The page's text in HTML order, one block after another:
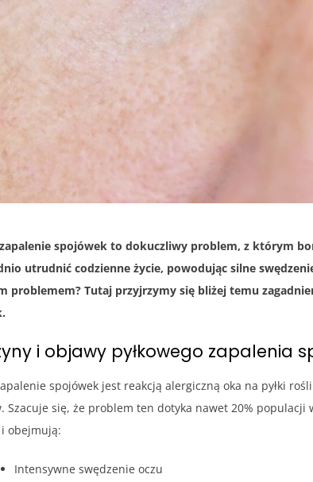
zapalenie spojówek to dokuczliwy problem, z którym
utrudnić codzienne życie, powodując silne
problemem? Tutaj przyjrzymy się bliżej temu
i objawy pyłkowego zapalenia
spojówek jest reakcją alergiczną oka na pyłki
Szacuje się, że problem ten dotyka nawet 20% populacji
obejmują:
Intensywne swędzenie oczu